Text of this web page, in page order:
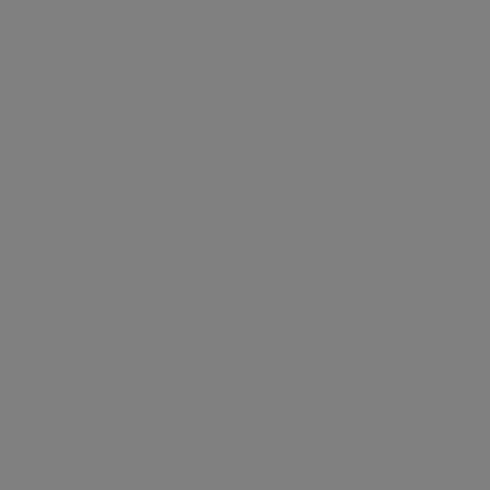
élményt nyújtsuk kedves
tárolja a személyes adatok közül.
tudjuk megcélozni.